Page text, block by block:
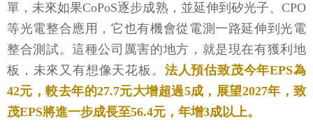
單，未來如果CoPoS逐步成熟，並延伸到矽光子、CPO
等光電整合應用，它也有機會從電測一路延伸到光電
整合測試。這種公司厲害的地方，就是現在有獲利地
板，未來又有想像天花板。 法人預估致茂今年EPS為
42元，較去年的27.7元大增超過5成，展望2027年，致
茂EPS將進一步成長至56.4元，年增3成以上。